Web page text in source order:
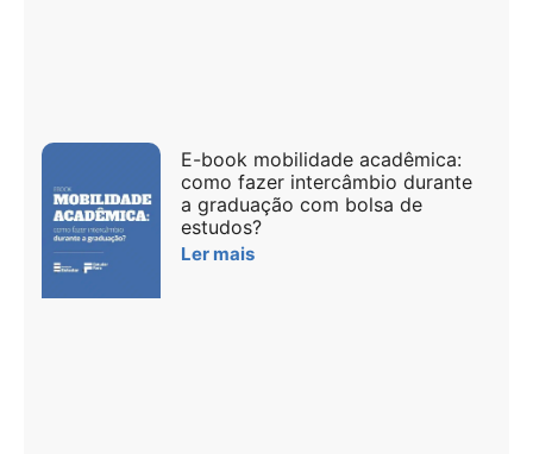
E-book mobilidade acadêmica:
como fazer intercâmbio durante
a graduação com bolsa de
estudos?
Ler mais